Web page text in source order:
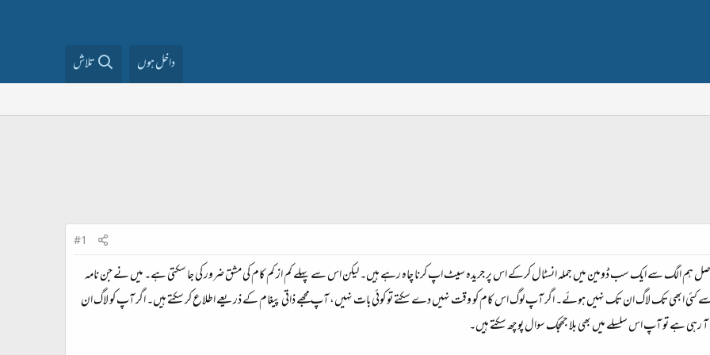
داخل ہوں تلاش
#1
ہم الگ سے ایک سب ڈومین میں جملہ انسٹال کرکے اس پر جریدہ سیٹ اپ کرنا چاہ رہے ہیں۔ لیکن اس سے پہلے کم از کم کام کی مشق ضرور کی جا سکتی ہے۔ میں نے جن نامہ
ابھی تک لاگ ان تک نہیں ہوئے۔ اگر آپ لوگ اس کام کو وقت نہیں دے سکتے تو کوئی بات نہیں، آپ مجھے ذاتی پیغام کے ذریعے اطلاع کر سکتے ہیں۔ اگر آپ کو لاگ ان
ہے تو آپ اس سلسلے میں بھی بلا جھجک سوال پوچھ سکتے ہیں۔